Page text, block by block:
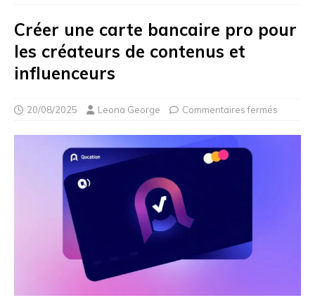
Créer une carte bancaire pro pour
les créateurs de contenus et
influenceurs
20/08/2025 Leona George Commentaires fermés